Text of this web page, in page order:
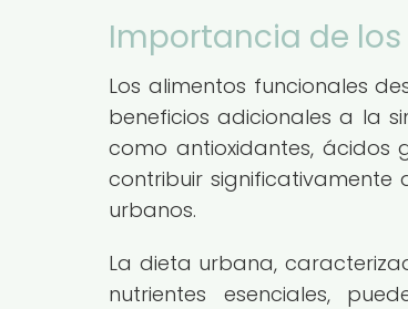
Importancia de
Los alimentos funcionales
beneficios adicionales a la
como antioxidantes, ácidos
contribuir significativamente
urbanos.
La dieta urbana,
nutrientes esenciales,